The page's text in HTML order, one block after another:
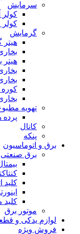
سرمایش
کولر
گرمایش
هیتر
هیتر
تهویه
پرده
کانال
پنکه
برق و اتوماسیون
برق صنعتی
کلید
کلید
موتور برق
لوازم یدکی و
فروش ویژه